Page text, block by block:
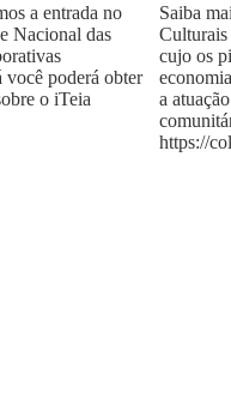
a entrada no
Nacional das
poderá obter
o iTeia
Saiba
Culturais
cujo os
a
https://